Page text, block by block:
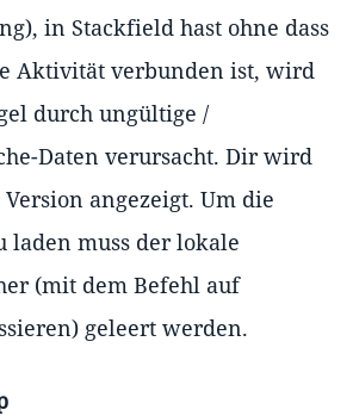
in Stackfield hast ohne dass
Aktivität verbunden ist, wird
durch ungültige /
Daten verursacht. Dir wird
angezeigt. Um die
laden muss der lokale
(mit dem Befehl auf
geleert werden.